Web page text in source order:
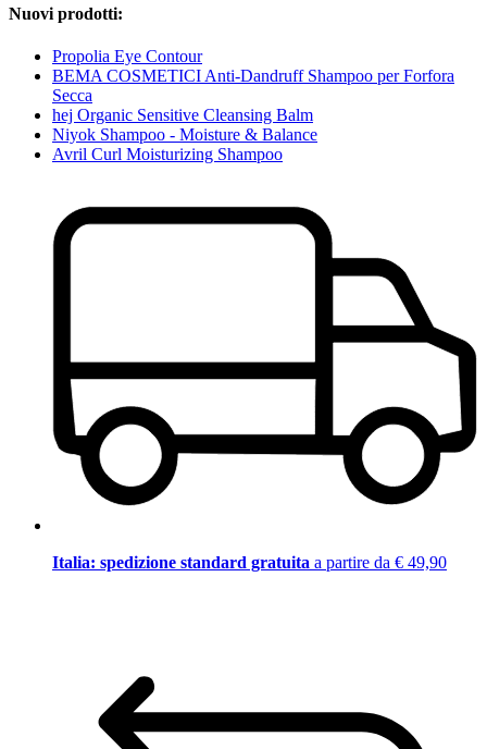
Nuovi prodotti:
Propolia Eye Contour
BEMA COSMETICI Anti-Dandruff Shampoo per Forfora
Secca
hej Organic Sensitive Cleansing Balm
Niyok Shampoo - Moisture & Balance
Avril Curl Moisturizing Shampoo
Italia: spedizione standard gratuita a partire da € 49,90